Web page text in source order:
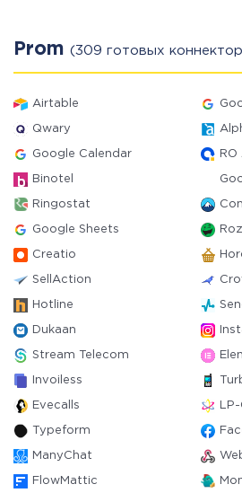
Prom (309 готовых
Airtable
Qwary
Google Calendar RO
Binotel
Ringostat
Google Sheets
Creatio
SellAction
Hotline
Dukaan
Stream Telecom
Invoiless
Evecalls
Typeform
ManyChat
FlowMattic